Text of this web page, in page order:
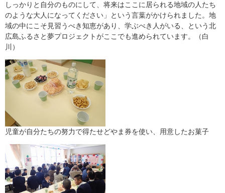
しっかりと自分のものにして、将来はここに居られる地域の人たち
のような大人になってください」という言葉がかけられました。地
域の中にこそ見習うべき知恵があり、学ぶべき人がいる、という北
広島ふるさと夢プロジェクトがここでも進められています。（白
川）
児童が自分たちの努力で得たせどやま券を使い、用意したお菓子